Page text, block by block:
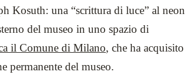
Kosuth: una “scrittura di luce” al neon
del museo in uno spazio di
il Comune di Milano, che ha acquisito
permanente del museo.